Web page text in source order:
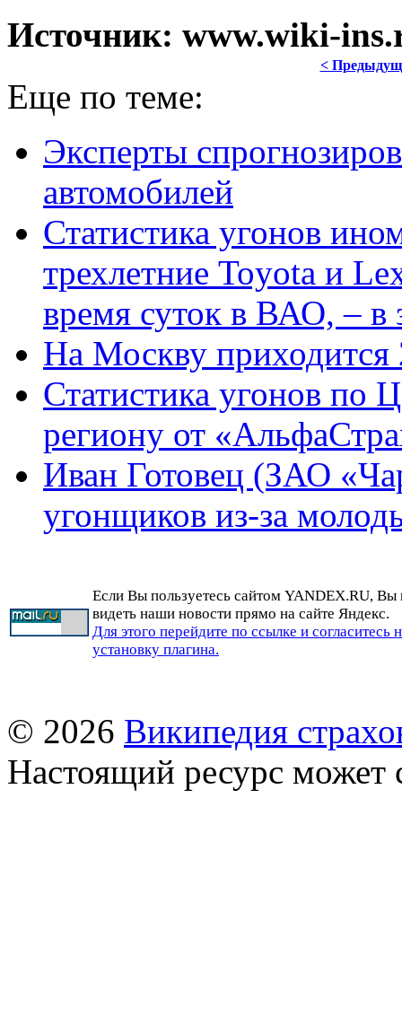
Источник: www.wiki-
<
Еще по теме:
Эксперты
автомобилей
Статистика угонов
трехлетние Toyota и
время суток в ВАО, – в
На Москву приходится
Статистика угонов по
региону от
Иван Готовец (ЗАО
угонщиков из-за
Если Вы пользуетесь сайтом YANDEX.RU, Вы
видеть наши новости прямо на сайте Яндекс.
Для этого перейдите по ссылке и согласитесь
установку плагина.
© 2026 Википедия
Настоящий ресурс может